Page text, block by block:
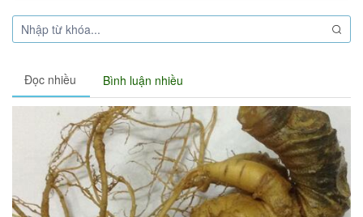
Đọc nhiều Bình luận nhiều